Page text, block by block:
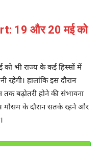
19 और 20 मई को
को भी राज्य के कई हिस्सों में
रहेगी। हालांकि इस दौरान
बढ़ोतरी होने की संभावना
मौसम के दौरान सतर्क रहने और